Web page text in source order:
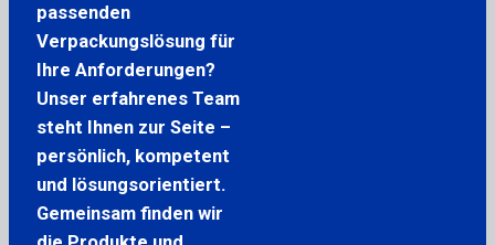
passenden
Verpackungslösung für
Ihre Anforderungen?
Unser erfahrenes Team
steht Ihnen zur Seite –
persönlich, kompetent
und lösungsorientiert.
Gemeinsam finden wir